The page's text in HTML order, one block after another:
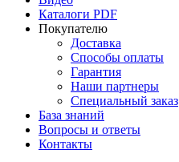
Каталоги PDF
Покупателю
Доставка
Способы оплаты
Гарантия
Наши партнеры
Специальный заказ
База знаний
Вопросы и ответы
Контакты